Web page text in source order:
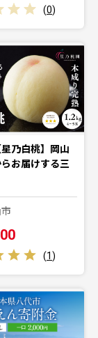
(0)
乃白桃】岡山
お届けする三
(1)